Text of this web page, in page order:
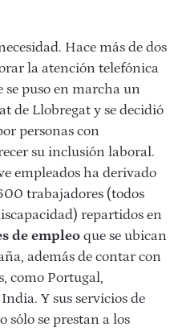
Hace más de dos
la atención telefónica
se puso en marcha un
de Llobregat y se decidió
personas con
su inclusión laboral.
empleados ha derivado
trabajadores (todos
repartidos en
de empleo que se ubican
además de contar con
como Portugal,
Y sus servicios de
sólo se prestan a los